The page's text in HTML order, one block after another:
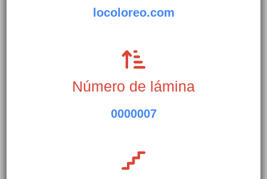
locoloreo.com
Número de lámina
0000007